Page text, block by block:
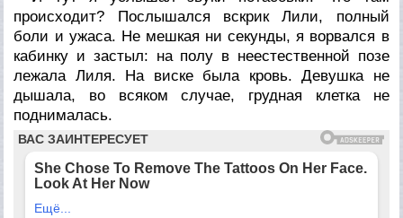
происходит? Послышался вскрик Лили, полный
боли и ужаса. Не мешкая ни секунды, я ворвался в
кабинку и застыл: на полу в неестественной позе
лежала Лиля. На виске была кровь. Девушка не
дышала, во всяком случае, грудная клетка не
поднималась.